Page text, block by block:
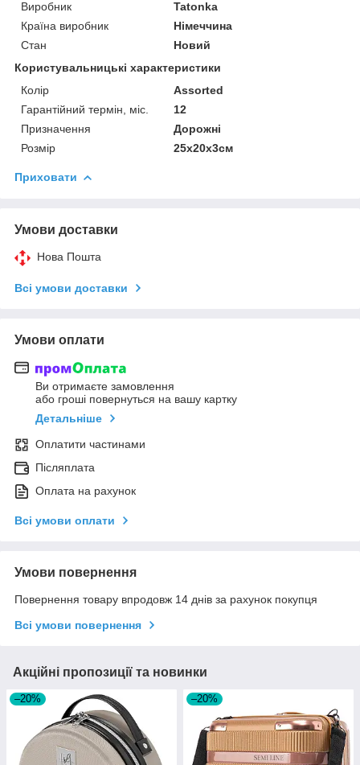
Виробник
Tatonka
Країна виробник
Німеччина
Стан
Новий
Користувальницькі характеристики
Колір
Assorted
Гарантійний термін, міс.
12
Призначення
Дорожні
Розмір
25x20x3см
Приховати
Умови доставки
Нова Пошта
Всі умови доставки
Умови оплати
Ви отримаєте замовлення
або гроші повернуться на вашу картку
Детальніше
Оплатити частинами
Післяплата
Оплата на рахунок
Всі умови оплати
Умови повернення
Повернення товару впродовж 14 днів за рахунок покупця
Всі умови повернення
Акційні пропозиції та новинки
–20% –20%